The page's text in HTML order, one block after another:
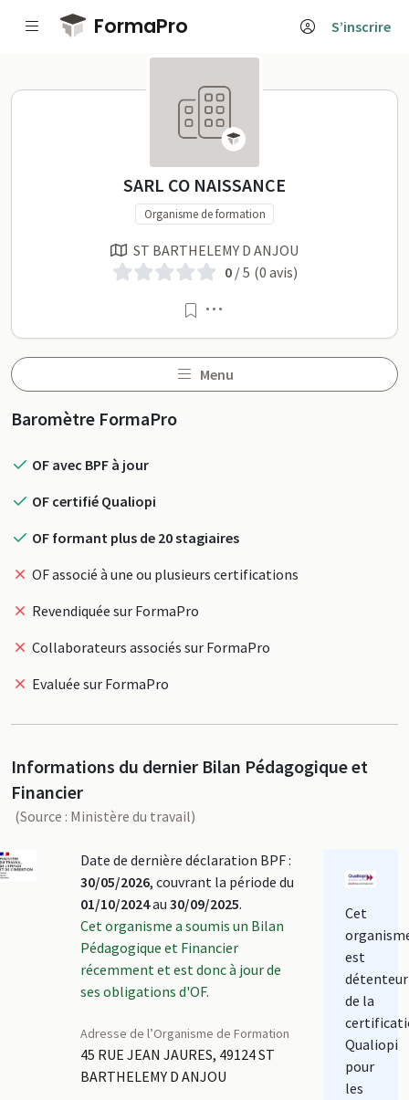
Passer au contenu principal
FormaPro S’inscrire
SARL CO NAISSANCE sur
SARL CO NAISSANCE
Organisme de formation
ST BARTHELEMY D ANJOU
0/ 5 (0 avis)
Menu
Profil
Baromètre FormaPro
OF avec BPF à jour
OF certifié Qualiopi
OF formant plus de 20 stagiaires
OF associé à une ou plusieurs certifications
Revendiquée sur FormaPro
Collaborateurs associés sur FormaPro
Evaluée sur FormaPro
Informations du dernier Bilan Pédagogique et
Financier
(Source : Ministère du travail)
Date de dernière déclaration BPF :
30/05/2026, couvrant la période du
01/10/2024au 30/09/2025.
Cet organisme a soumis un Bilan
Pédagogique et Financier
récemment et est donc à jour de
ses obligations d'OF.
Adresse de l’Organisme de Formation
45 RUE JEAN JAURES, 49124 ST
BARTHELEMY D ANJOU
Cet
est
détenteur
de la
Qualiopi
pour
les